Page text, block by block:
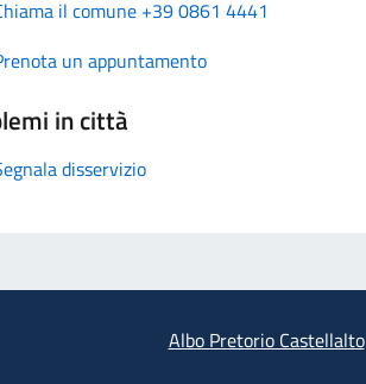
il comune +39 0861 4441
un appuntamento
in città
disservizio
Albo Pretorio Castellalto